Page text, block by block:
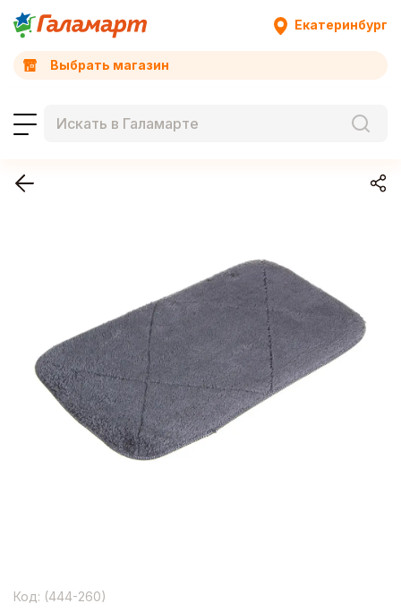
Екатеринбург
Выбрать магазин
Код: (444-260)